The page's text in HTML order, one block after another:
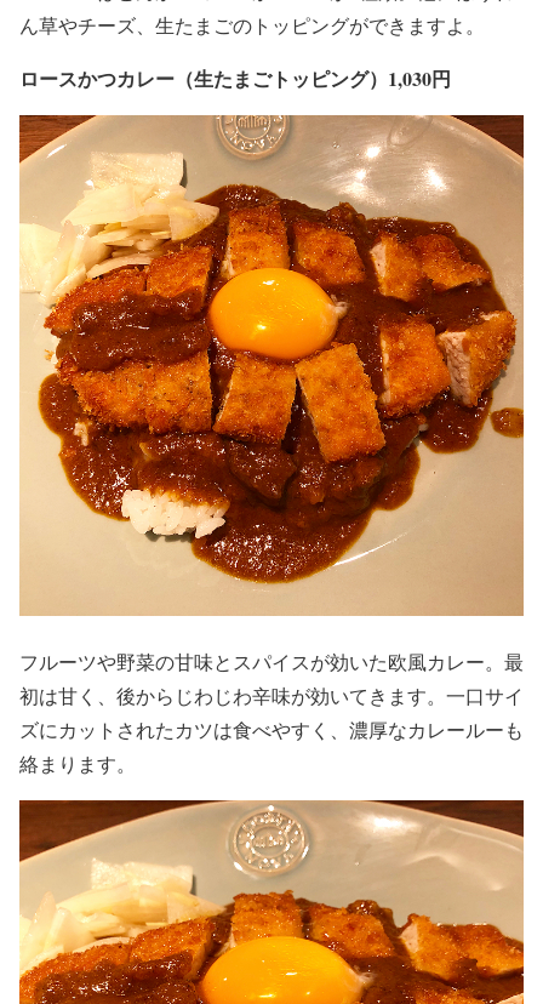
ん草やチーズ、生たまごのトッピングができますよ。
ロースかつカレー（生たまごトッピング）1,030円
フルーツや野菜の甘味とスパイスが効いた欧風カレー。最
初は甘く、後からじわじわ辛味が効いてきます。一口サイ
ズにカットされたカツは食べやすく、濃厚なカレールーも
絡まります。